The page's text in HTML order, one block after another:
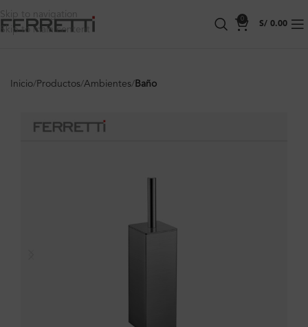
Skip to navigation
Skip to main content
0
S/ 0.00
Inicio Productos Ambientes Baño